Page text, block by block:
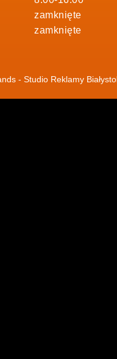
zamknięte
zamknięte
- Studio Reklamy